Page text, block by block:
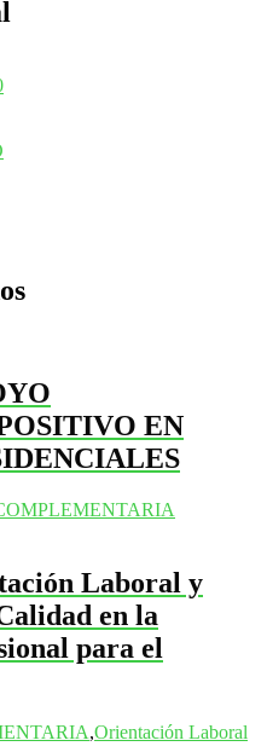
EN
Laboral y
en la
para el
,Orientación Laboral